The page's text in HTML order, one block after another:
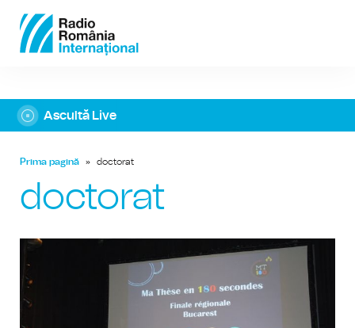
Ascultă Live
Prima pagină » doctorat
doctorat